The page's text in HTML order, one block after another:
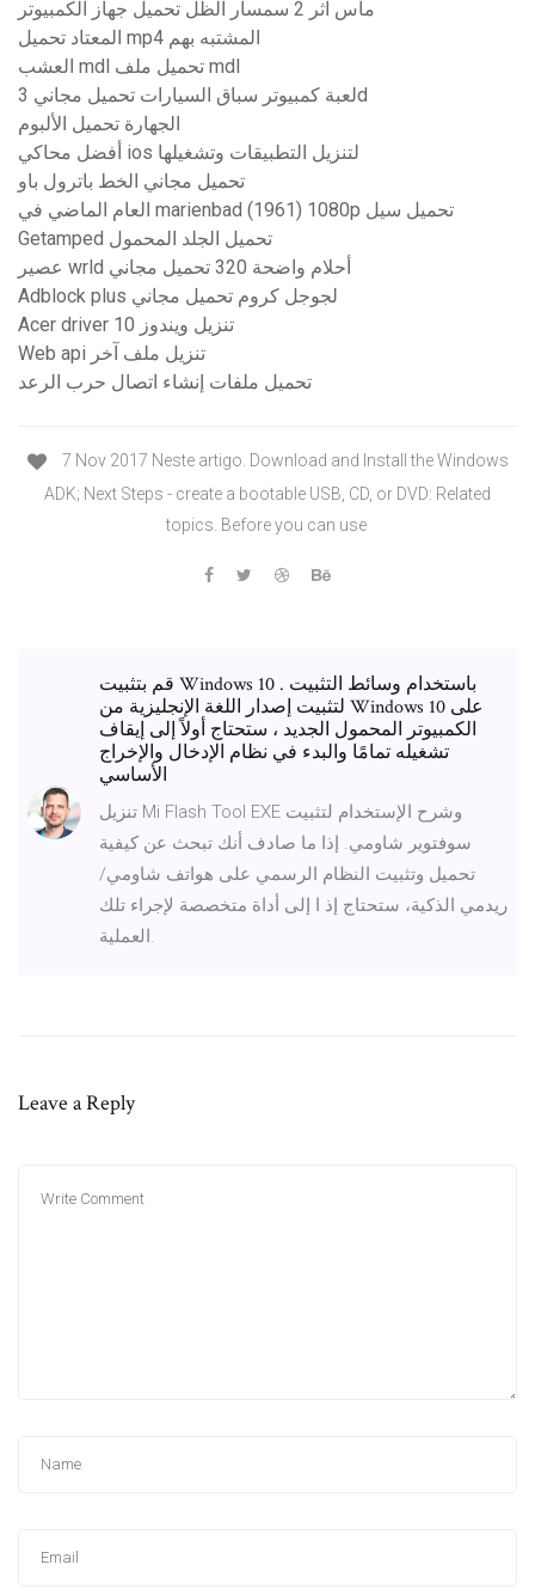
ماس اثر 2 سمسار الظل تحميل جهاز الكمبيوتر
المعتاد تحميل mp4 المشتبه بهم
العشب mdl تحميل ملف mdl
لعبة كمبيوتر سباق السيارات تحميل مجاني 3d
الجهارة تحميل الألبوم
أفضل محاكي ios لتنزيل التطبيقات وتشغيلها
تحميل مجاني الخط باترول باو
العام الماضي في marienbad (1961) 1080p تحميل سيل
Getamped تحميل الجلد المحمول
عصير wrld أحلام واضحة 320 تحميل مجاني
Adblock plus لجوجل كروم تحميل مجاني
Acer driver تنزيل ويندوز 10
Web api تنزيل ملف آخر
تحميل ملفات إنشاء اتصال حرب الرعد
7 Nov 2017 Neste artigo. Download and Install the Windows
ADK; Next Steps - create a bootable USB, CD, or DVD: Related
topics. Before you can use
قم بتثبيت Windows 10 باستخدام وسائط التثبيت .
لتثبيت إصدار اللغة الإنجليزية من Windows 10 على
الكمبيوتر المحمول الجديد ، ستحتاج أولاً إلى إيقاف
تشغيله تمامًا والبدء في نظام الإدخال والإخراج
الأساسي
تنزيل Mi Flash Tool EXE وشرح الإستخدام لتثبيت
سوفتوير شاومي. إذا ما صادف أنك تبحث عن كيفية
تحميل وتثبيت النظام الرسمي على هواتف شاومي/
ريدمي الذكية، ستحتاج إذ ا إلى أداة متخصصة لإجراء تلك
العملية.
Leave a Reply